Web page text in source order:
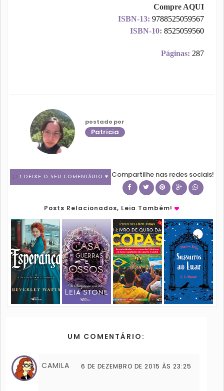
Compre AQUI
ISBN-13: 9788525059567
ISBN-10: 8525059560
Páginas: 287
postado por
Patricia
1 DEIXE O SEU COMENTÁRIO ♥ Compartilhe nas redes sociais!
Posts Relacionados, Leia Também!
UM COMENTÁRIO:
CAMILA 6 DE DEZEMBRO DE 2015 ÀS 23:25